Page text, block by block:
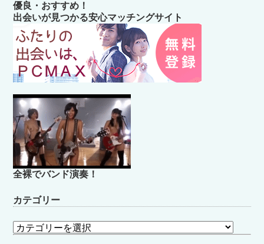
優良・おすすめ！
出会いが見つかる安心マッチングサイト
全裸でバンド演奏！
カテゴリー
カ
テ